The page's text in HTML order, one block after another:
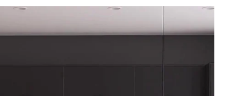
med fokus på døren ved navn
antracit, 60x200 cm